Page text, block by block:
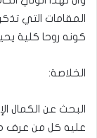
المقامات التي
كونه روحا كلية
الخلاصة:
البحث عن الكمال
عليه كل من عرف